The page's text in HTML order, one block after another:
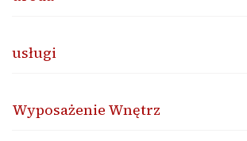
usługi
Wyposażenie Wnętrz